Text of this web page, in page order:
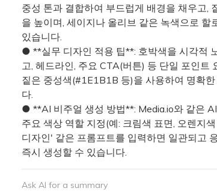
중성 톤과 결합하여 부드럽게 배경을 채우고,
을 높이며, 세이지나 올리브 같은 녹색으로
있습니다.
● **실무 디자인 적용 팁**: 호박색을 시각적
고, 헤드라인, 주요 CTA(버튼) 등 단일 포인트
짙은 중성색(#1E1B1B 등)을 사용하여 명확
다.
● **AI 비주얼 생성 방법**: Media.io와 같은
주요 색상 역할 지정(예: 크림색 표면, 오렌지
디자인' 같은 프롬프트를 입력하면 일관되고
즉시 생성할 수 있습니다.
Ask AI for a summary